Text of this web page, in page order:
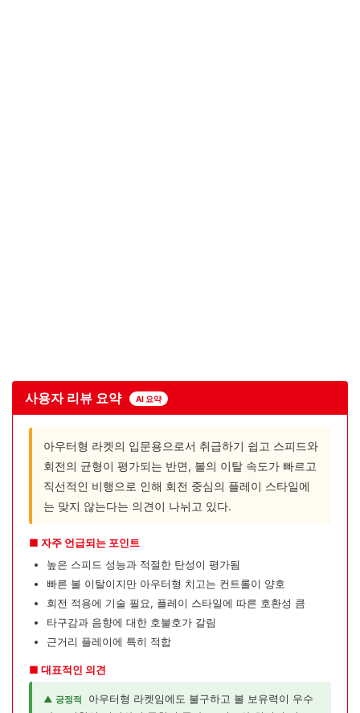
사용자 리뷰 요약 AI 요약
아우터형 라켓의 입문용으로서 취급하기 쉽고 스피드와
회전의 균형이 평가되는 반면, 볼의 이탈 속도가 빠르고
직선적인 비행으로 인해 회전 중심의 플레이 스타일에
는 맞지 않는다는 의견이 나뉘고 있다.
■ 자주 언급되는 포인트
높은 스피드 성능과 적절한 탄성이 평가됨
빠른 볼 이탈이지만 아우터형 치고는 컨트롤이 양호
회전 적용에 기술 필요, 플레이 스타일에 따른 호환성 큼
타구감과 음향에 대한 호불호가 갈림
근거리 플레이에 특히 적합
■ 대표적인 의견
▲ 긍정적
아우터형 라켓임에도 불구하고 볼 보유력이 우수